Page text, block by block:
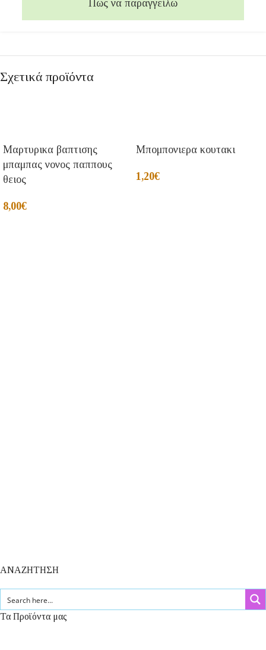
Πως να παραγγείλω
Σχετικά προϊόντα
Μαρτυρικα βαπτισης
μπαμπας νονος παππους
θειος
8,00€
Μπομπονιερα κουτακι
1,20€
ΑΝΑΖΗΤΗΣΗ
Τα Προϊόντα μας